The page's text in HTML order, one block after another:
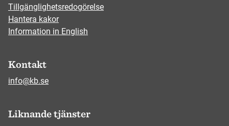
Tillgänglighetsredogörelse
Hantera kakor
Information in English
Kontakt
info@kb.se
Liknande tjänster